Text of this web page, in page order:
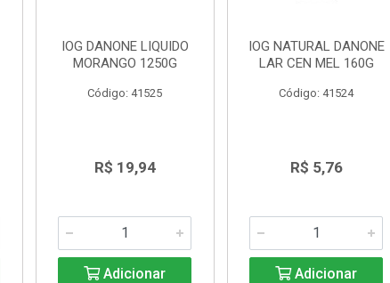
IOG DANONE LIQUIDO
MORANGO 1250G
Código: 41525
R$ 19,94
Adicionar
IOG NATURAL DANONE
LAR CEN MEL 160G
Código: 41524
R$ 5,76
Adicionar